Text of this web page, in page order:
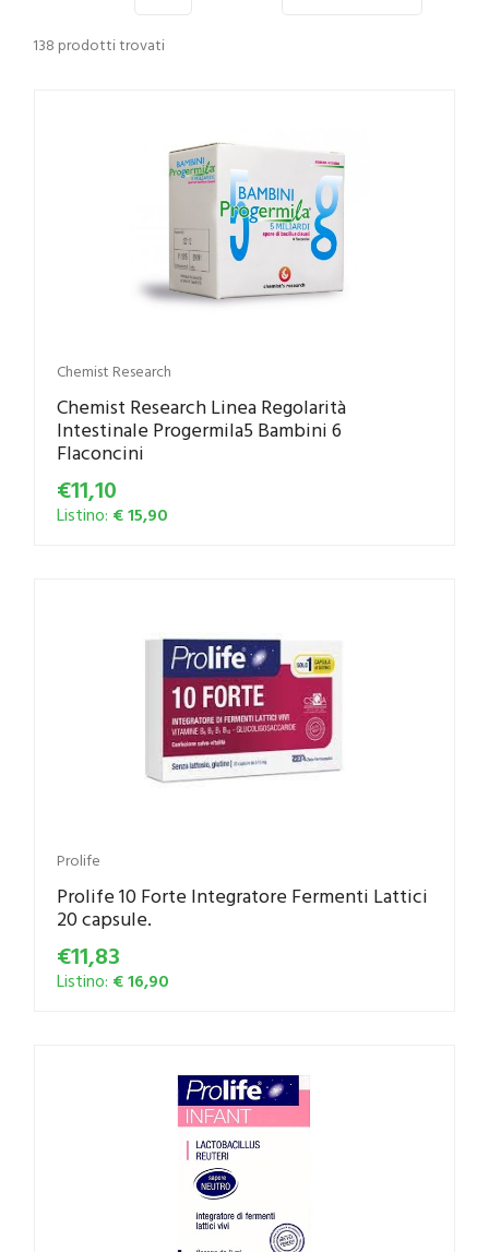
138 prodotti trovati
Chemist Research
Chemist Research Linea Regolarità
Intestinale Progermila5 Bambini 6
Flaconcini
€11,10
Listino: € 15,90
Prolife
Prolife 10 Forte Integratore Fermenti Lattici
20 capsule.
€11,83
Listino: € 16,90